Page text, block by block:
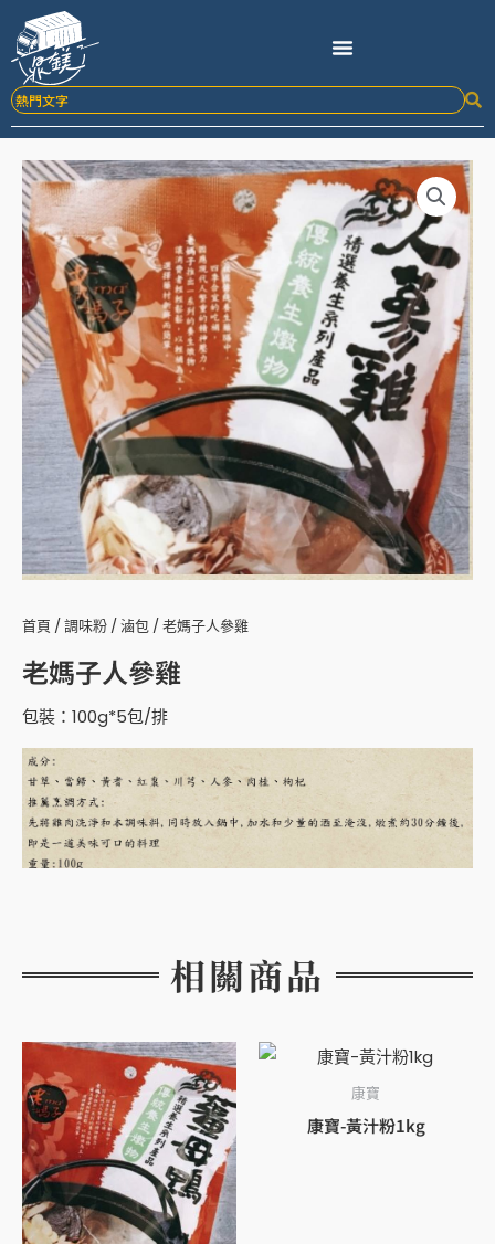
要
內
首頁 /調味粉 /滷包 / 老媽子人參雞
老媽子人參雞
包裝：100g*5包/排
相關商品
康寶
康寶-黃汁粉1kg